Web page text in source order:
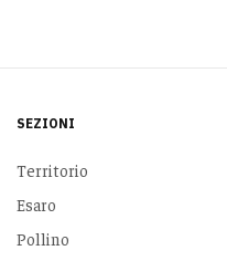
SEZIONI
Territorio
Esaro
Pollino